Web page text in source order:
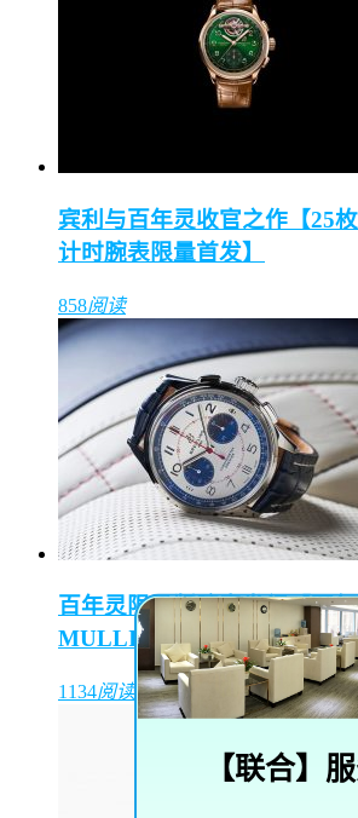
宾利与百年灵收官之作【25
计时腕表限量首发】
858阅读
百年灵限量版腕表发行【百
MULLINER限量款】
1134阅读
【联合】